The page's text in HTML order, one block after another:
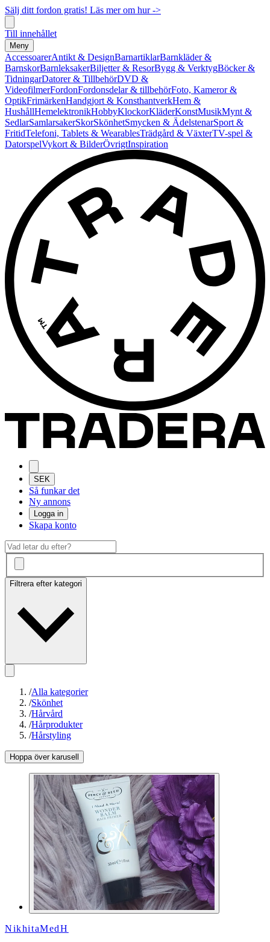
Sälj ditt fordon gratis! Läs mer om hur ->
Till innehållet
Meny
AccessoarerAntikt & DesignBarnartiklarBarnkläder &
BarnskorBarnleksakerBiljetter & ResorBygg & VerktygBöcker &
TidningarDatorer & TillbehörDVD &
VideofilmerFordonFordonsdelar & tillbehörFoto, Kameror &
OptikFrimärkenHandgjort & KonsthantverkHem &
HushållHemelektronikHobbyKlockorKläderKonstMusikMynt &
SedlarSamlarsakerSkorSkönhetSmycken & ÄdelstenarSport &
FritidTelefoni, Tablets & WearablesTrädgård & VäxterTV-spel &
DatorspelVykort & BilderÖvrigtInspiration
SEK
Så funkar det
Ny annons
Logga in
Skapa konto
Filtrera efter kategori
/Alla kategorier
/Skönhet
/Hårvård
/Hårprodukter
/Hårstyling
Hoppa över karusell
NikhitaMedH